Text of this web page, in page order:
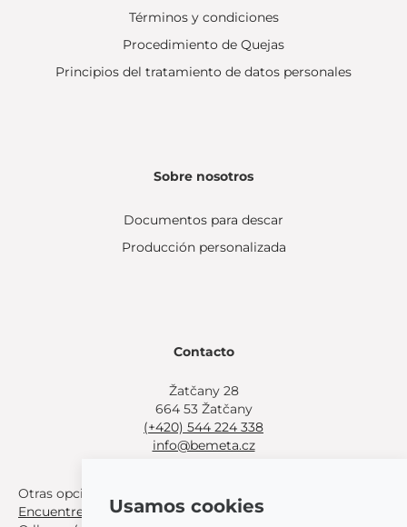
Términos y condiciones
Procedimiento de Quejas
Principios del tratamiento de datos personales
Sobre nosotros
Documentos para descar
Producción personalizada
Contacto
Žatčany 28
664 53 Žatčany
(+420) 544 224 338
info@bemeta.cz
Otras opciones de compra:
Encuentre un distribuidor cerca de usted
Usamos cookies